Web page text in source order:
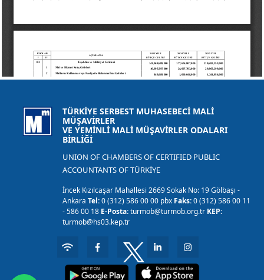
TÜRKİYE SERBEST MUHASEBECİ MALİ
MÜŞAVİRLER
VE YEMİNLİ MALİ MÜŞAVİRLER ODALARI
BİRLİĞİ
UNION OF CHAMBERS OF CERTIFIED PUBLIC
ACCOUNTANTS OF TÜRKİYE
İncek Kızılcaşar Mahallesi 2669 Sokak No: 19 Gölbaşı -
AnkaraTel:0 (312) 586 00 00 pbx Faks:0 (312) 586 00 11
- 586 00 18 E-Posta:turmob@turmob.org.tr KEP:
turmob@hs03.kep.tr